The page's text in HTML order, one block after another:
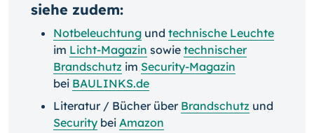
siehe zudem:
Notbeleuchtung und technische Leuchte
im Licht-Magazin sowie technischer
Brandschutz im Security-Magazin
bei BAULINKS.de
Literatur / Bücher über Brandschutz und
Security bei Amazon